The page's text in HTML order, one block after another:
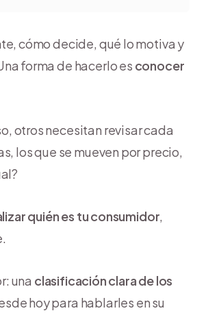
cómo decide, qué lo motiva y
forma de hacerlo es conocer
otros necesitan revisar cada
los que se mueven por precio,
quién es tu consumidor,
una clasificación clara de los
hoy para hablarles en su